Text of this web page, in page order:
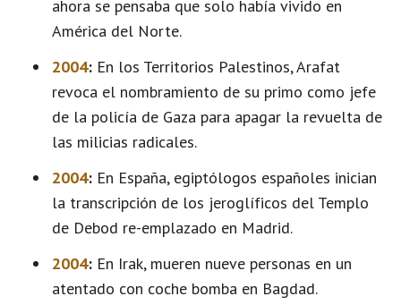
ahora se pensaba que solo había vivido en
América del Norte.
2004: En los Territorios Palestinos, Arafat
revoca el nombramiento de su primo como jefe
de la policía de Gaza para apagar la revuelta de
las milicias radicales.
2004: En España, egiptólogos españoles inician
la transcripción de los jeroglíficos del Templo
de Debod re-emplazado en Madrid.
2004: En Irak, mueren nueve personas en un
atentado con coche bomba en Bagdad.